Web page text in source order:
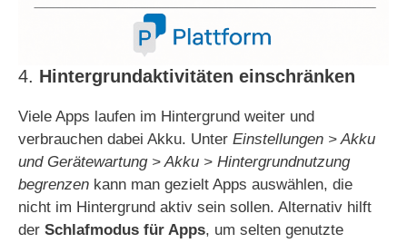
4. Hintergrundaktivitäten einschränken
Viele Apps laufen im Hintergrund weiter und
verbrauchen dabei Akku. Unter Einstellungen > Akku
und Gerätewartung > Akku > Hintergrundnutzung
begrenzen kann man gezielt Apps auswählen, die
nicht im Hintergrund aktiv sein sollen. Alternativ hilft
der Schlafmodus für Apps, um selten genutzte